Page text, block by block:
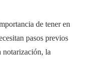
de tener en
pasos previos
notarización, la